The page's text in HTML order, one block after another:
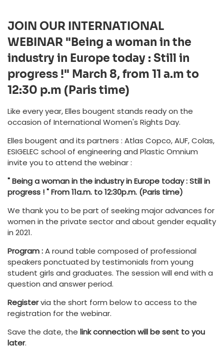
JOIN OUR INTERNATIONAL
WEBINAR "Being a woman in the
industry in Europe today : Still in
progress !" March 8, from 11 a.m to
12:30 p.m (Paris time)
Like every year, Elles bougent stands ready on the
occasion of International Women's Rights Day.
Elles bougent and its partners : Atlas Copco, AUF, Colas,
ESIGELEC school of engineering and Plastic Omnium
invite you to attend the webinar :
" Being a woman in the industry in Europe today : Still in
progress ! "From 11a.m. to 12:30p.m. (Paris time)
We thank you to be part of seeking major advances for
women in the private sector and about gender equality
in 2021.
Program :A round table composed of professional
speakers ponctuated by testimonials from young
student girls and graduates. The session will end with a
question and answer period.
Registervia the short form below to access to the
registration for the webinar.
Save the date, the link connection will be sent to you
later.